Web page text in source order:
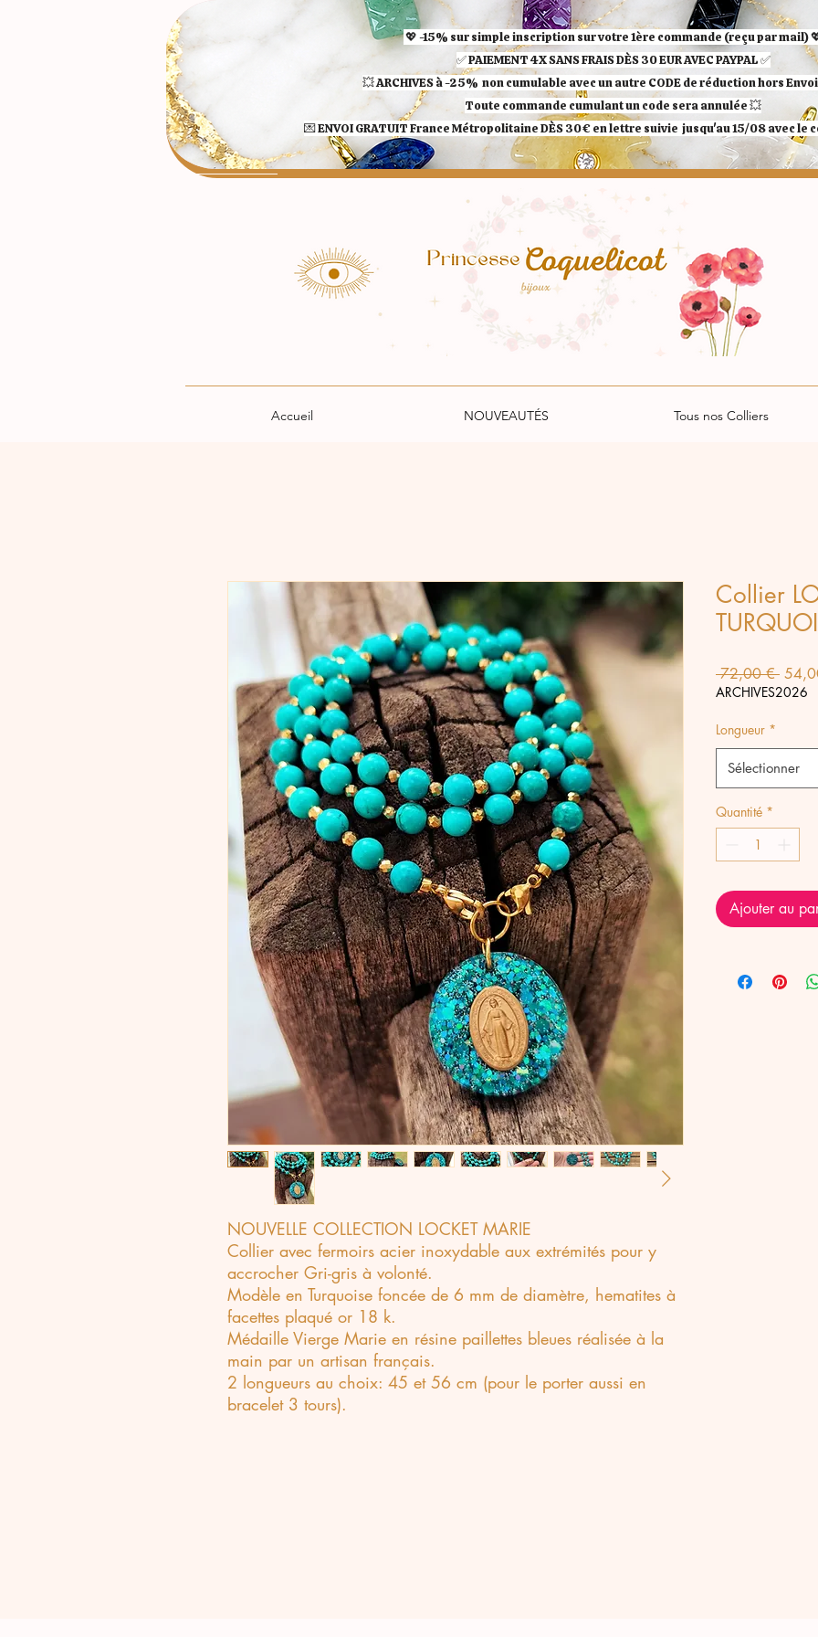
💖 -15% sur simple inscription sur votre 1ère commande (reçu par mail)
✅ ​PAIEMENT 4X SANS FRAIS DÈS 30 EUR AVEC PAYPAL​ ✅​​​​​​​
💥 ARCHIVES à -25% non cumulable avec un autre CODE de réduction hors
Toute commande cumulant un code sera annulée 💥
💌 ENVOI GRATUIT France Métropolitaine DÈS 30€ en lettre suivie jusqu'au 15/08 avec le
Accueil NOUVEAUTÉS Tous nos Colliers
NOUVELLE COLLECTION LOCKET MARIE
Collier avec fermoirs acier inoxydable aux extrémités pour y
accrocher Gri-gris à volonté.
Modèle en Turquoise foncée de 6 mm de diamètre, hematites à
facettes plaqué or 18 k.
Médaille Vierge Marie en résine paillettes bleues réalisée à la
main par un artisan français.
2 longueurs au choix: 45 et 56 cm (pour le porter aussi en
bracelet 3 tours).
Collier
72,00 € Prix
ARCHIVES2026
Longueur *
Sélectionner
Quantité *
Ajouter au